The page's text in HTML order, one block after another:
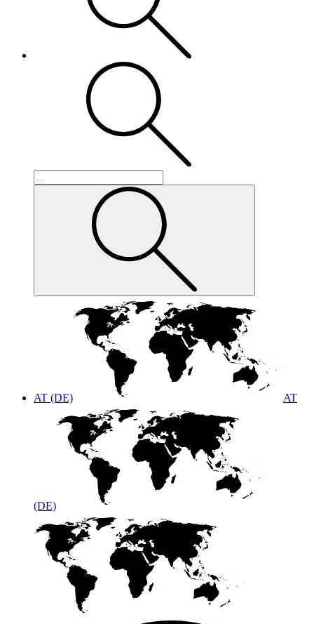
AT (DE) AT
(DE)